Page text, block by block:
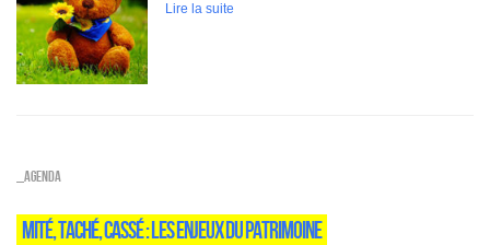
Lire la suite
_Agenda
MITÉ, TACHÉ, CASSÉ : LES ENJEUX DU PATRIMOINE